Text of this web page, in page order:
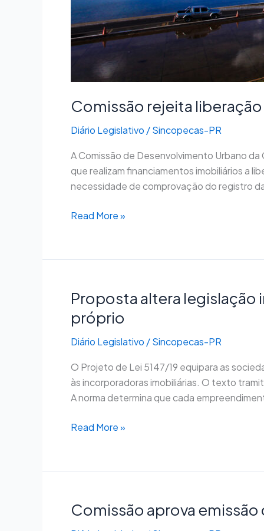
Comissão rejeita
Diário Legislativo /Sincopecas-PR
A Comissão de Desenvolvimento Urbano
que realizam financiamentos imobiliários a
necessidade de comprovação do registro
Read More »
Proposta altera
próprio
Diário Legislativo /Sincopecas-PR
O Projeto de Lei 5147/19 equipara as
às incorporadoras imobiliárias. O texto
A norma determina que cada
Proposta
altera
legislação
imobiliária
impedir
empreendimento
sem
próprio
Read More »
Comissão aprova
Comissão